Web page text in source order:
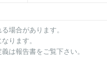
場合があります。
ります。
は報告書をご覧下さい。